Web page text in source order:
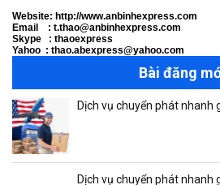
Website: http://
Email : t.thao@anbinhexpress.com
Skype : thaoexpress
Yahoo : thao.abexpress@yahoo.com
Bài đăng
Dịch vụ chuyển phát nhanh
Dịch vụ chuyển phát nhanh